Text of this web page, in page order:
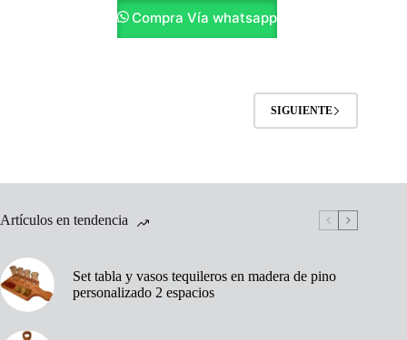
Compra Vía whatsapp
SIGUIENTE
Artículos en tendencia
Set tabla y vasos tequileros en madera de pino
personalizado 2 espacios